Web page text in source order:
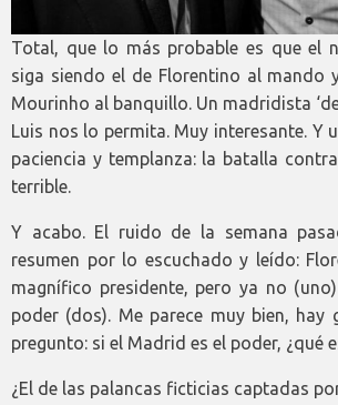
Total, que lo más probable es que el
siga siendo el de Florentino al mando
Mourinho al banquillo. Un madridista
Luis nos lo permita. Muy interesante. Y
paciencia y templanza: la batalla
terrible.
Y acabo. El ruido de la semana
resumen por lo escuchado y leído:
magnífico presidente, pero ya no
poder (dos). Me parece muy bien, hay
pregunto: si el Madrid es el poder, ¿qué
¿El de las palancas ficticias captadas